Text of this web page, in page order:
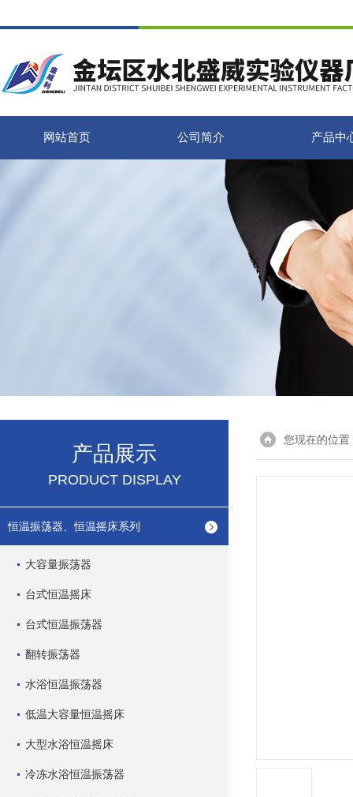
网站首页 公司简介 产品中
产品展示
PRODUCT DISPLAY
恒温振荡器、恒温摇床系列
大容量振荡器
台式恒温摇床
台式恒温振荡器
翻转振荡器
水浴恒温振荡器
低温大容量恒温摇床
大型水浴恒温摇床
冷冻水浴恒温振荡器
您现在的位置